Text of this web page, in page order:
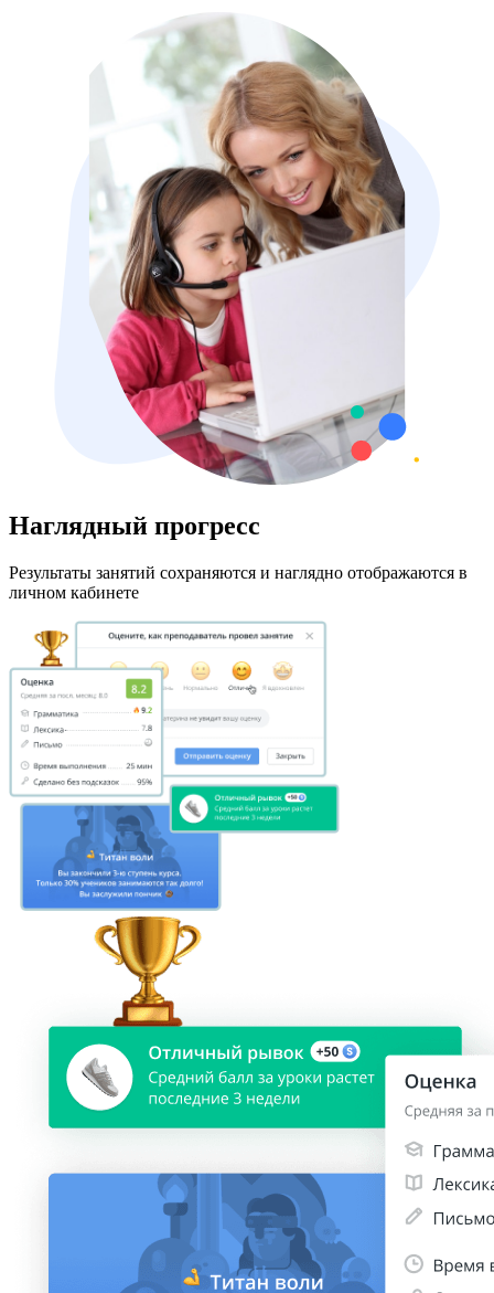
Наглядный прогресс
Результаты занятий сохраняются и наглядно отображаются в
личном кабинете